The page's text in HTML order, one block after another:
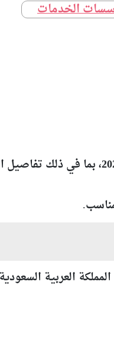
، بما في ذلك تفاصيل
بتوقيت المملكة العربية